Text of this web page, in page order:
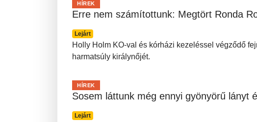
Erre nem számítottunk: Megtört Ronda
Lejárt
HÍREK
Holly Holm KO-val és kórházi kezeléssel végződő
harmatsúly királynőjét.
Sosem láttunk még ennyi gyönyörű lányt
Lejárt
HÍREK